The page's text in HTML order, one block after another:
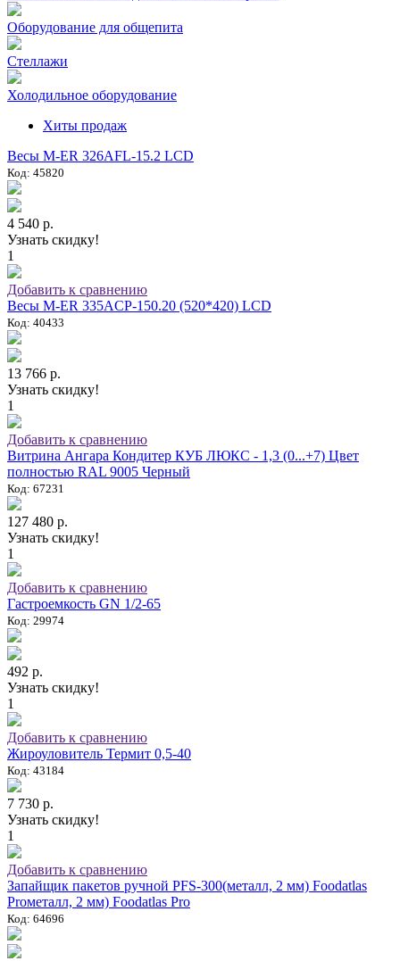
Оборудование для общепита
Стеллажи
Холодильное оборудование
Хиты продаж
Весы M-ER 326AFL-15.2 LCD
Код: 45820
4 540 р.
Узнать скидку!
1
Добавить к сравнению
Весы M-ER 335ACP-150.20 (520*420) LCD
Код: 40433
13 766 р.
Узнать скидку!
1
Добавить к сравнению
Витрина Ангара Кондитер КУБ ЛЮКС - 1,3 (0...+7) Цвет
полностью RAL 9005 Черный
Код: 67231
127 480 р.
Узнать скидку!
1
Добавить к сравнению
Гастроемкость GN 1/2-65
Код: 29974
492 р.
Узнать скидку!
1
Добавить к сравнению
Жироуловитель Термит 0,5-40
Код: 43184
7 730 р.
Узнать скидку!
1
Добавить к сравнению
Запайщик пакетов ручной PFS-300(металл, 2 мм) Foodatlas
Proметалл, 2 мм) Foodatlas Pro
Код: 64696